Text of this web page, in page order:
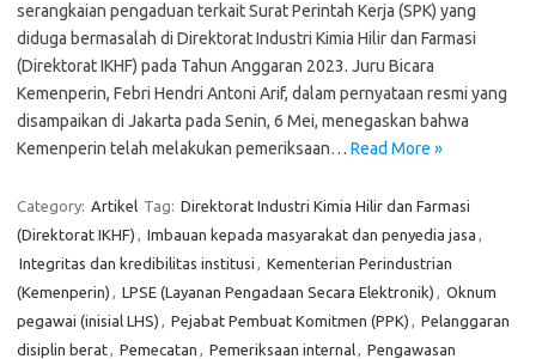
serangkaian pengaduan terkait Surat Perintah Kerja (SPK) yang
diduga bermasalah di Direktorat Industri Kimia Hilir dan Farmasi
(Direktorat IKHF) pada Tahun Anggaran 2023. Juru Bicara
Kemenperin, Febri Hendri Antoni Arif, dalam pernyataan resmi yang
disampaikan di Jakarta pada Senin, 6 Mei, menegaskan bahwa
Kemenperin telah melakukan pemeriksaan… Read More »
Category: Artikel Tag: Direktorat Industri Kimia Hilir dan Farmasi
(Direktorat IKHF) , Imbauan kepada masyarakat dan penyedia jasa ,
Integritas dan kredibilitas institusi , Kementerian Perindustrian
(Kemenperin) , LPSE (Layanan Pengadaan Secara Elektronik) , Oknum
pegawai (inisial LHS) , Pejabat Pembuat Komitmen (PPK) , Pelanggaran
disiplin berat, Pemecatan , Pemeriksaan internal, Pengawasan